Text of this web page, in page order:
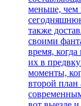
меньше, чем
также
своими
время,
их в
моменты,
второй план